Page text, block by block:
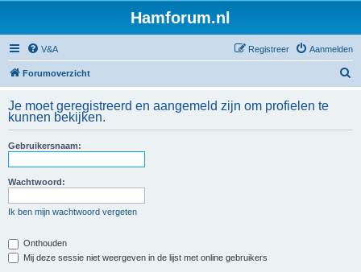
Hamforum.nl
V&A Aanmelden
Registreer
Forumoverzicht
k
Je moet geregistreerd en aangemeld zijn om profielen te
kunnen bekijken.
Gebruikersnaam:
Wachtwoord:
Ik ben mijn wachtwoord vergeten
Onthouden
Mij deze sessie niet weergeven in de lijst met online gebruikers